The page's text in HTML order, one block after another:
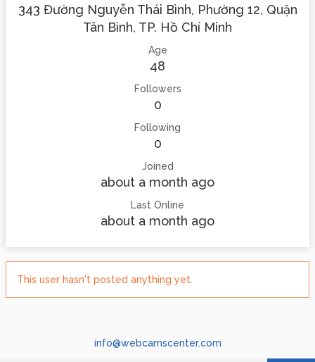
343 Đường Nguyễn Thái Bình, Phường 12, Quận
Tân Bình, TP. Hồ Chí Minh
Age
48
Followers
0
Following
0
Joined
about a month ago
Last Online
about a month ago
This user hasn't posted anything yet.
info@webcamscenter.com